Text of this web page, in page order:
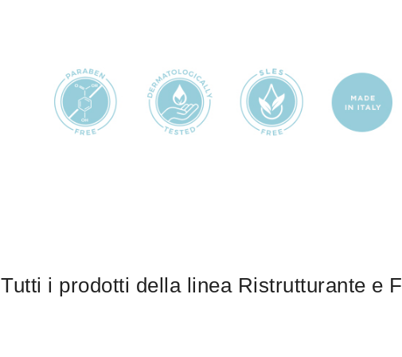
Tutti i prodotti della linea Ristrutturante e